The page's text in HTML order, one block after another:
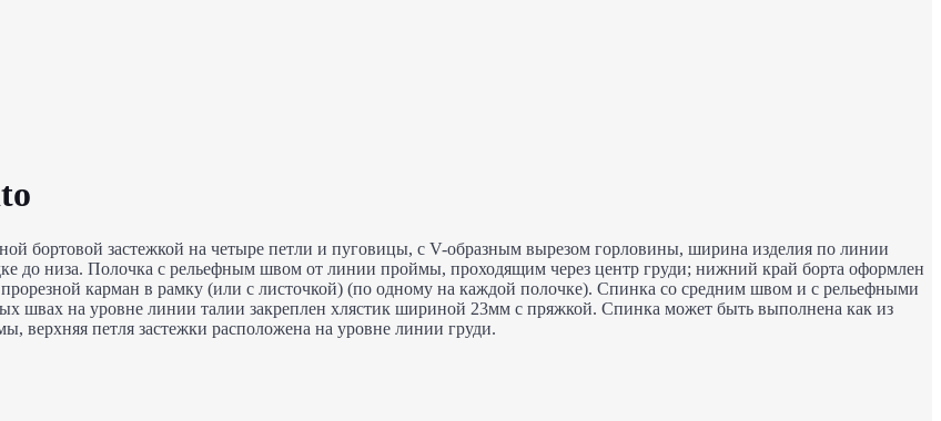
бортовой застежкой на четыре петли и пуговицы, с V-образным вырезом горловины, ширина изделия по линии
до низа. Полочка с рельефным швом от линии проймы, проходящим через центр груди; нижний край борта оформлен
карман в рамку (или с листочкой) (по одному на каждой полочке). Спинка со средним швом и с рельефными
швах на уровне линии талии закреплен хлястик шириной 23мм с пряжкой. Спинка может быть выполнена как из
верхняя петля застежки расположена на уровне линии груди.